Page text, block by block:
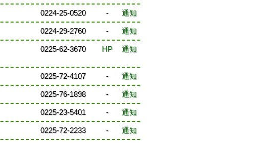
0224-25-0520 - 通知
0224-29-2760 - 通知
0225-62-3670 HP 通知
0225-72-4107 - 通知
0225-76-1898 - 通知
0225-23-5401 - 通知
0225-72-2233 - 通知